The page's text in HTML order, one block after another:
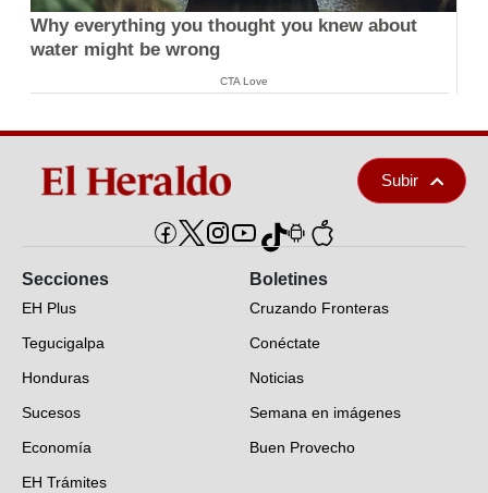
Why everything you thought you knew about
water might be wrong
CTA Love
Subir
Secciones
EH Plus
Tegucigalpa
Honduras
Sucesos
Economía
EH Trámites
Boletines
Cruzando Fronteras
Conéctate
Noticias
Semana en imágenes
Buen Provecho